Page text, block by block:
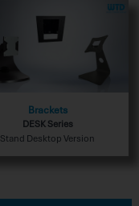
Brackets
DESK Series
Stand Desktop Version